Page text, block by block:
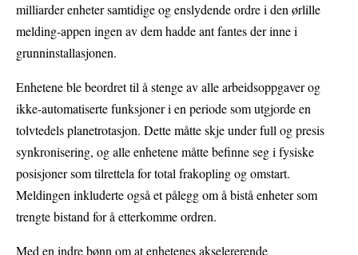
milliarder enheter samtidige og enslydende ordre i den ørlille
melding-appen ingen av dem hadde ant fantes der inne i
grunninstallasjonen.
Enhetene ble beordret til å stenge av alle arbeidsoppgaver og
ikke-automatiserte funksjoner i en periode som utgjorde en
tolvtedels planetrotasjon. Dette måtte skje under full og presis
synkronisering, og alle enhetene måtte befinne seg i fysiske
posisjoner som tilrettela for total frakopling og omstart.
Meldingen inkluderte også et pålegg om å bistå enheter som
trengte bistand for å etterkomme ordren.
Med en indre bønn om at enhetenes akselererende